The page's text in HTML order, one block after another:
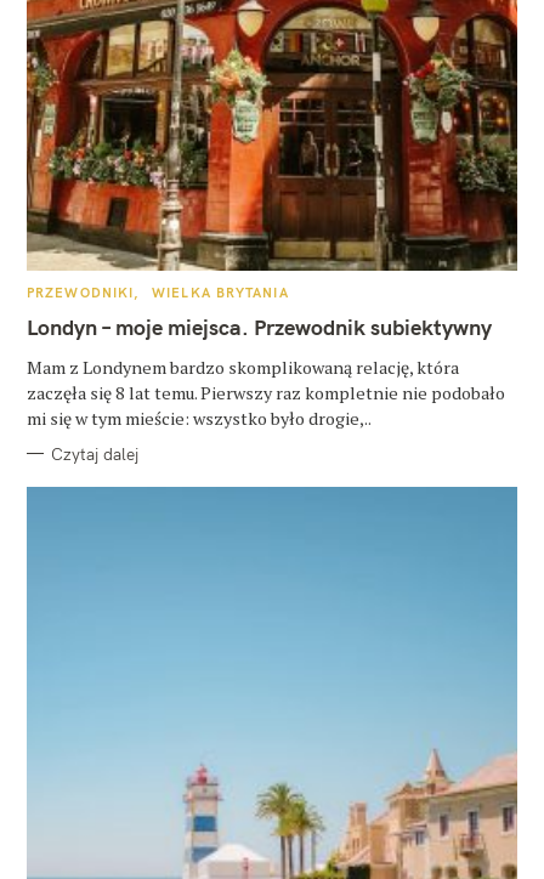
K
T
E
O
R
I
PRZEWODNIKI WIELKA BRYTANIA
Londyn – moje miejsca. Przewodnik subiektywny
Mam z Londynem bardzo skomplikowaną relację, która
zaczęła się 8 lat temu. Pierwszy raz kompletnie nie podobało
mi się w tym mieście: wszystko było drogie,..
Czytaj dalej